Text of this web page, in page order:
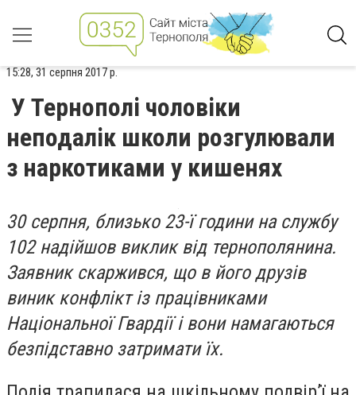
15:28, 31 серпня 2017 р.
У Тернополі чоловіки
неподалік школи розгулювали
з наркотиками у кишенях
30 серпня, близько 23-ї години на службу
102 надійшов виклик від тернополянина.
Заявник скаржився, що в його друзів
виник конфлікт із працівниками
Національної Гвардії і вони намагаються
безпідставно затримати їх.